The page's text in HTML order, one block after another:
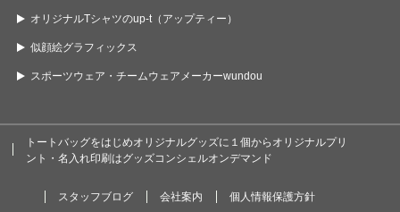
オリジナルTシャツのup-t（アップティー）
似顔絵グラフィックス
スポーツウェア・チームウェアメーカーwundou
トートバッグをはじめオリジナルグッズに１個からオリジナルプリ
ント・名入れ印刷はグッズコンシェルオンデマンド
スタッフブログ 会社案内 個人情報保護方針